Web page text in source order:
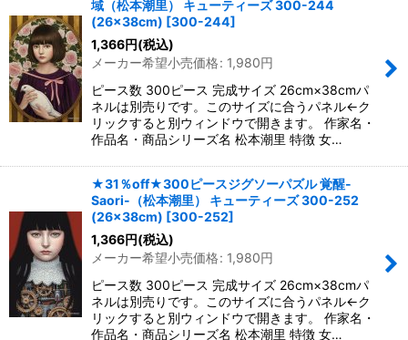
域（松本潮里） キューティーズ 300-244
(26×38cm) [300-244]
1,366円(税込)
メーカー希望小売価格: 1,980円
ピース数 300ピース 完成サイズ 26cm×38cmパ
ネルは別売りです。このサイズに合うパネル←ク
リックすると別ウィンドウで開きます。 作家名・
作品名・商品シリーズ名 松本潮里 特徴 女…
★31％off★300ピースジグソーパズル 覚醒-
Saori-（松本潮里） キューティーズ 300-252
(26×38cm) [300-252]
1,366円(税込)
メーカー希望小売価格: 1,980円
ピース数 300ピース 完成サイズ 26cm×38cmパ
ネルは別売りです。このサイズに合うパネル←ク
リックすると別ウィンドウで開きます。 作家名・
作品名・商品シリーズ名 松本潮里 特徴 女…